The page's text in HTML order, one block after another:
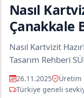
Nasıl
Çanakkale
Nasıl Kartvizit
Tasarım Rehberi
26.11.2025
Üretim
Türkiye geneli